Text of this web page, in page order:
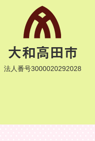
法人番号3000020292028